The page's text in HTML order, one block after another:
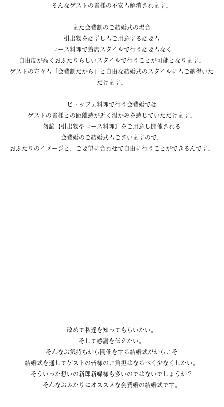
そんなゲストの皆様の不安も解消されます。
また会費制のご結婚式の場合
引出物を必ずしもご用意する必要も
コース料理で着席スタイルで行う必要もなく
自由度が高くおふたりらしいスタイルで行うことが可能となります。
ゲストの方々も「会費制だから」と自由な結婚式のスタイルにもご納得いた
だけます。
ビュッフェ料理で行う会費婚では
ゲストの皆様との距離感が近く温かみを感じていただけます。
勿論【引出物やコース料理】をご用意し開催される
会費婚のご結婚式もございますので、
おふたりのイメージと、ご要望に合わせて自由に行うことができるんです。
改めて私達を知ってもらいたい。
そして感謝を伝えたい。
そんなお気持ちから開催をする結婚式だからこそ
結婚式を通してゲストの皆様のご負担はなるべく少なくしたい。
そういった想いの新郎新婦様も多いのではないでしょうか？
そんなおふたりにオススメな会費婚の結婚式です。